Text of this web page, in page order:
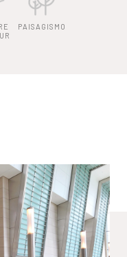
PAISAGISMO